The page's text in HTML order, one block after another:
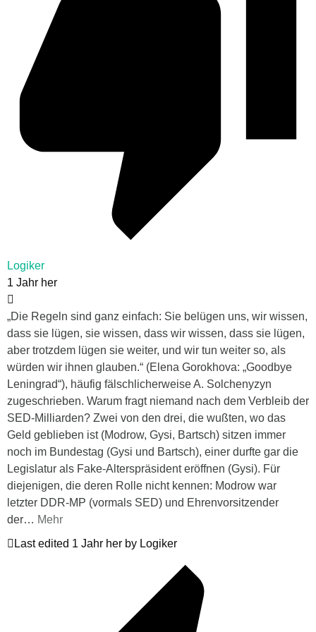
Logiker
1 Jahr her
„Die Regeln sind ganz einfach: Sie belügen uns, wir wissen,
dass sie lügen, sie wissen, dass wir wissen, dass sie lügen,
aber trotzdem lügen sie weiter, und wir tun weiter so, als
würden wir ihnen glauben.“ (Elena Gorokhova: „Goodbye
Leningrad“), häufig fälschlicherweise A. Solchenyzyn
zugeschrieben. Warum fragt niemand nach dem Verbleib der
SED-Milliarden? Zwei von den drei, die wußten, wo das
Geld geblieben ist (Modrow, Gysi, Bartsch) sitzen immer
noch im Bundestag (Gysi und Bartsch), einer durfte gar die
Legislatur als Fake-Alterspräsident eröffnen (Gysi). Für
diejenigen, die deren Rolle nicht kennen: Modrow war
letzter DDR-MP (vormals SED) und Ehrenvorsitzender
der… Mehr
Last edited 1 Jahr her by Logiker